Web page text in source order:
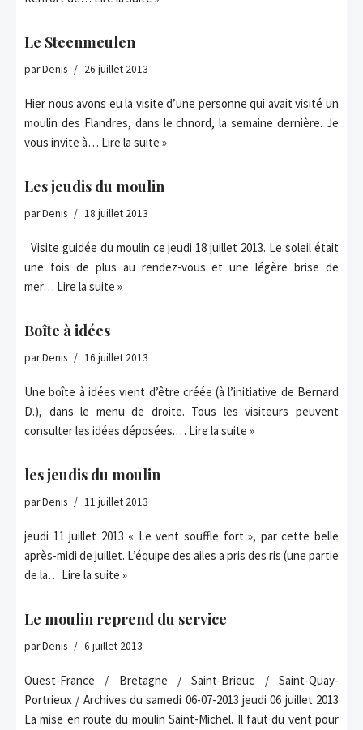
Le Steenmeulen
parDenis 26 juillet 2013
Hier nous avons eu la visite d’une personne qui avait visité un
moulin des Flandres, dans le chnord, la semaine dernière. Je
vous invite à… Lire la suite »
Les jeudis du moulin
parDenis 18 juillet 2013
Visite guidée du moulin ce jeudi 18 juillet 2013. Le soleil était
une fois de plus au rendez-vous et une légère brise de
mer… Lire la suite »
Boîte à idées
parDenis 16 juillet 2013
Une boîte à idées vient d’être créée (à l’initiative de Bernard
D.), dans le menu de droite. Tous les visiteurs peuvent
consulter les idées déposées.… Lire la suite »
les jeudis du moulin
parDenis 11 juillet 2013
jeudi 11 juillet 2013 « Le vent souffle fort », par cette belle
après-midi de juillet. L’équipe des ailes a pris des ris (une partie
de la… Lire la suite »
Le moulin reprend du service
parDenis 6 juillet 2013
Ouest-France / Bretagne / Saint-Brieuc / Saint-Quay-
Portrieux / Archives du samedi 06-07-2013 jeudi 06 juillet 2013
La mise en route du moulin Saint-Michel. Il faut du vent pour